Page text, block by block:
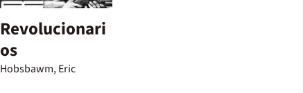
Revolucionari
os
Hobsbawm, Eric